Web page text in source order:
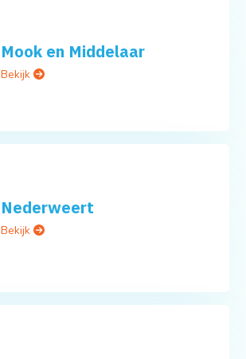
Mook en Middelaar
Bekijk
Nederweert
Bekijk